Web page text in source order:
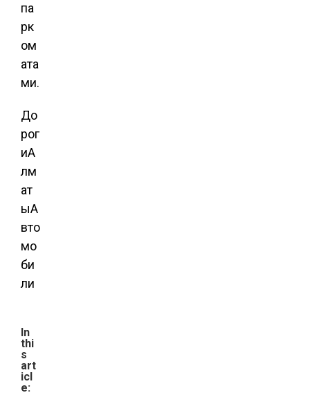
па
рк
ом
ата
ми.
До
рог
иА
лм
ат
ыА
вто
мо
би
ли
In
thi
s
art
icl
e: